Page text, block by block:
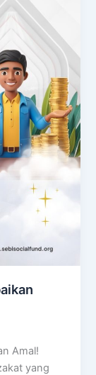
Amal!
yang